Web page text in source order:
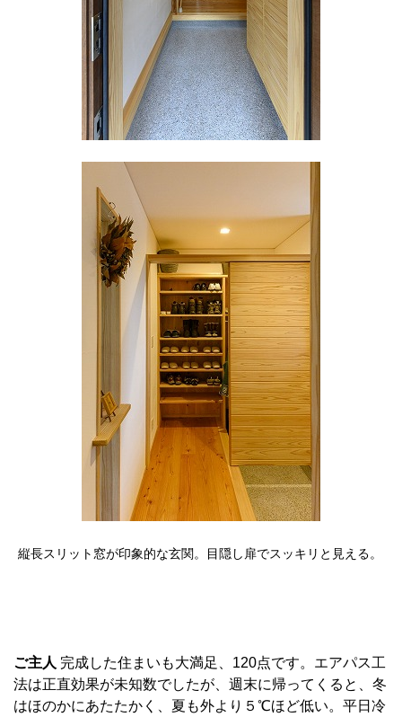
縦長スリット窓が印象的な玄関。目隠し扉でスッキリと見える。
ご主人 完成した住まいも大満足、120点です。エアパス工
法は正直効果が未知数でしたが、週末に帰ってくると、冬
はほのかにあたたかく、夏も外より５℃ほど低い。平日冷